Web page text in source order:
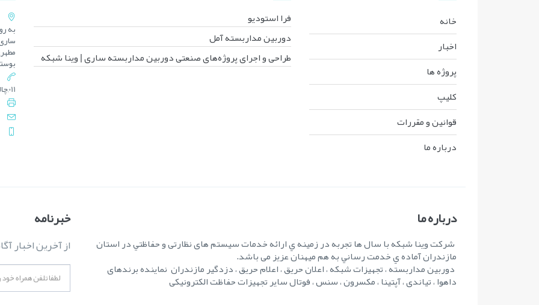
خانه
اخبار
پروژه ها
کليپ
قوانين و مقررات
درباره ما
فرا استودیو
دوربین مداربسته آمل
طراحی و اجرای پروژه‌های صنعتی دوربین مداربسته ساری | وینا شبکه
011,چالوس : 3-0092 5222 - 011
درباره ما
شرکت وينا شبکه با سال ها تجربه در زمينه ي ارائه خدمات سیستم های نظارتی و حفاظتي در استان
مازندران آماده ي خدمت رساني به هم ميهنان عزيز می باشد.
دوربین مداربسته ، تجهیزات شبکه ، اعلان حریق ، اعلام حریق ، دزدگیر مازندران نماینده برندهای
داهوا ، تیاندی ، آپتینا ، مکسرون ، سنس ، فوتال سایر تجهیزات حفاظت الکترونیکی
خبرنامه
از آخرین اخبار